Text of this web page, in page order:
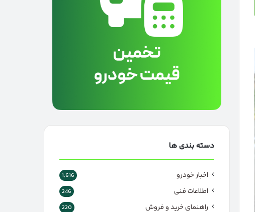
دسته بندی ها
اخبار خودرو 1,616
اطلاعات فنی 246
راهنمای خرید و فروش 220